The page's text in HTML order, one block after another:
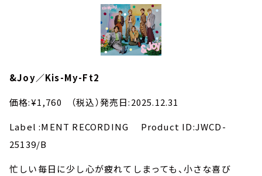
&Joy／Kis-My-Ft2
価格:¥1,760 （税込）発売日:2025.12.31
Label :MENT RECORDING Product ID:JWCD-
25139/B
忙しい毎日に少し心が疲れてしまっても、小さな喜び